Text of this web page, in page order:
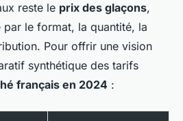
reste le prix des glaçons,
le format, la quantité, la
Pour offrir une vision
synthétique des tarifs
français en 2024 :